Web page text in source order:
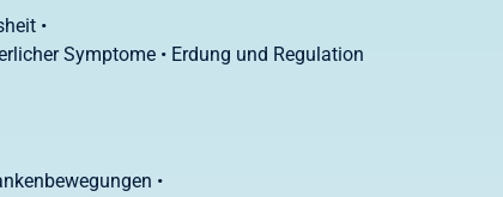
•
Symptome • Erdung und Regulation
•